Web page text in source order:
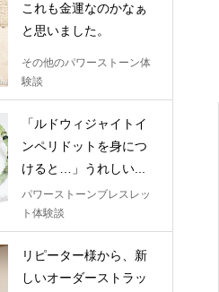
これも金運なのかなぁ
と思いました。
その他のパワーストーン体
験談
「ルドウィジャイトイ
ンペリドットを身につ
けると…」うれしい...
パワーストーンブレスレッ
ト体験談
リピーター様から、新
しいオーダーストラッ